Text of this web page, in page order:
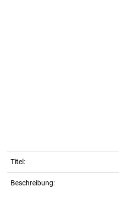
Titel:
Beschreibung: